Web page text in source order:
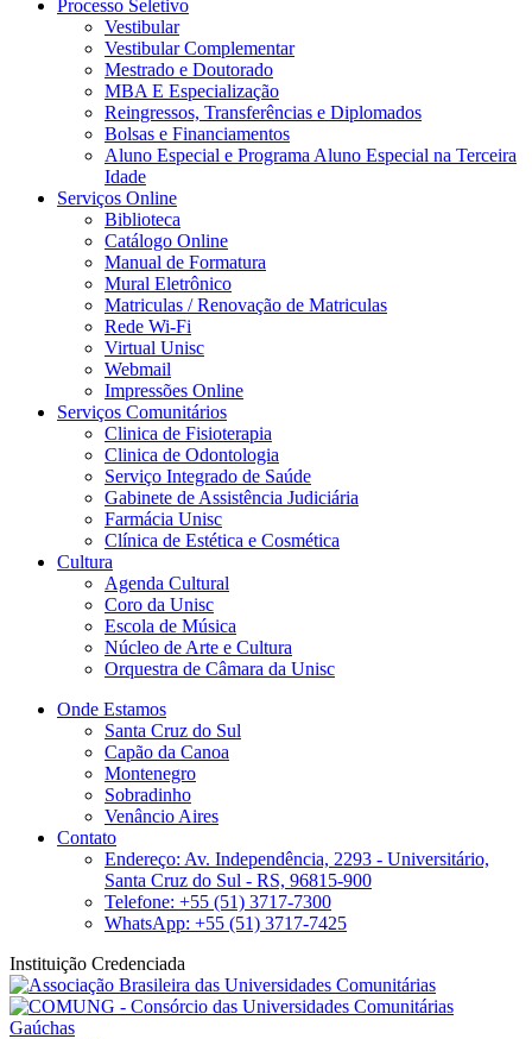
Processo Seletivo
Vestibular
Vestibular Complementar
Mestrado e Doutorado
MBA E Especialização
Reingressos, Transferências e Diplomados
Bolsas e Financiamentos
Aluno Especial e Programa Aluno Especial na Terceira
Idade
Serviços Online
Biblioteca
Catálogo Online
Manual de Formatura
Mural Eletrônico
Matriculas / Renovação de Matriculas
Rede Wi-Fi
Virtual Unisc
Webmail
Impressões Online
Serviços Comunitários
Clinica de Fisioterapia
Clinica de Odontologia
Serviço Integrado de Saúde
Gabinete de Assistência Judiciária
Farmácia Unisc
Clínica de Estética e Cosmética
Cultura
Agenda Cultural
Coro da Unisc
Escola de Música
Núcleo de Arte e Cultura
Orquestra de Câmara da Unisc
Onde Estamos
Santa Cruz do Sul
Capão da Canoa
Montenegro
Sobradinho
Venâncio Aires
Contato
Endereço: Av. Independência, 2293 - Universitário,
Santa Cruz do Sul - RS, 96815-900
Telefone: +55 (51) 3717-7300
WhatsApp: +55 (51) 3717-7425
Instituição Credenciada